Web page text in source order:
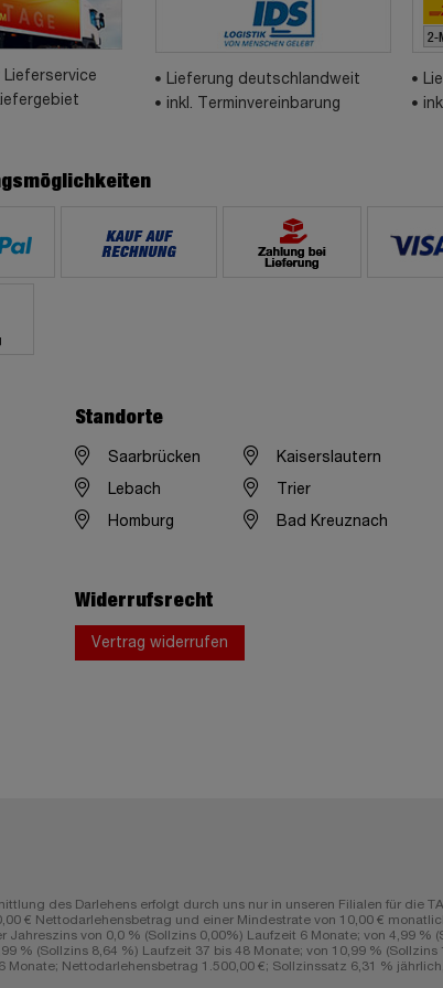
Lieferservice
Lieferung deutschlandweit
inkl. Terminvereinbarung
Standorte
Saarbrücken Kaiserslautern
Lebach Trier
Homburg Bad Kreuznach
Widerrufsrecht
Vertrag widerrufen
des Darlehens erfolgt durch uns nur in unseren Filialen für die
€ Nettodarlehensbetrag und einer Mindestrate von 10,00 €
von 0,0 % (Sollzins 0,00%) Laufzeit 6 Monate; von 4,99 %
% (Sollzins 8,64 %) Laufzeit 37 bis 48 Monate; von 10,99 %
Nettodarlehensbetrag 1.500,00 €; Sollzinssatz 6,31 %